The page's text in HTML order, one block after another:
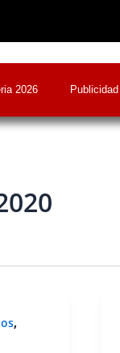
2026 Publicidad
,